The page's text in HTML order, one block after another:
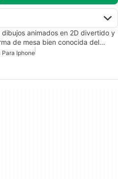
animados en 2D divertido y
de mesa bien conocida del…
Iphone